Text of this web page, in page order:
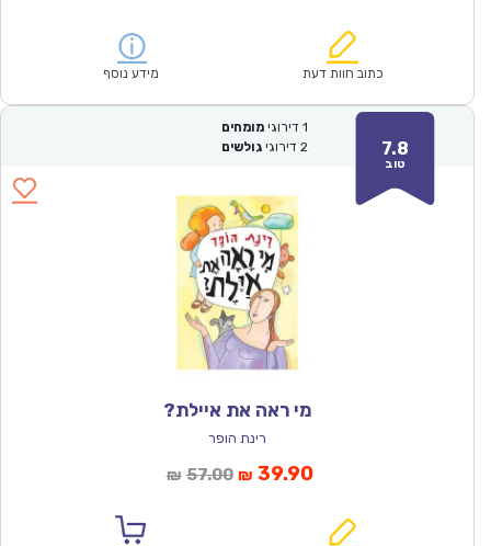
₪57.00.
הוא:
כתוב חוות דעת מידע נוסף
7.8
טוב
1 דירוגי מומחים
2 דירוגי גולשים
מי ראה את איילת?
רינת הופר
₪ 57.00המחיר
₪ 39.90המחיר
הוא: